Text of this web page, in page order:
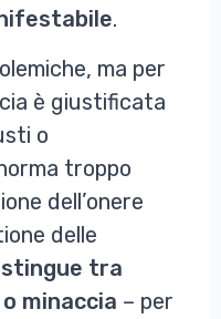
.
ma per
è giustificata
o
troppo
dell’onere
delle
tra
minaccia – per